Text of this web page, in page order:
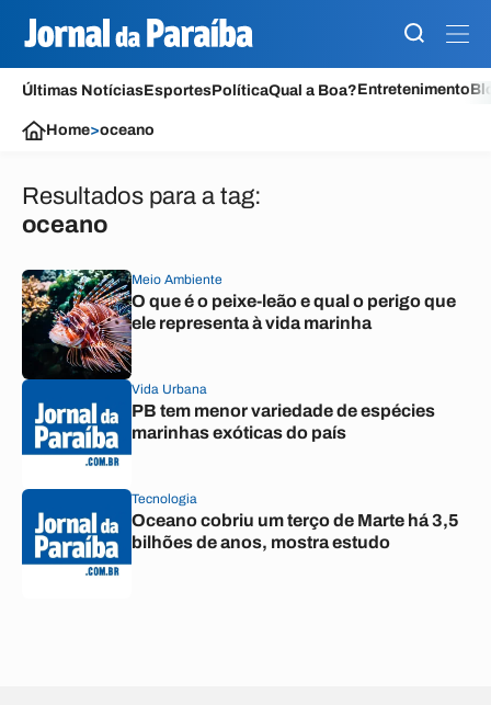
Últimas NotíciasEsportesPolíticaQual a Boa?Entretenimento
Home>oceano
Resultados para a tag:
oceano
Meio Ambiente
O que é o peixe-leão e qual o perigo que
ele representa à vida marinha
Vida Urbana
PB tem menor variedade de espécies
marinhas exóticas do país
Tecnologia
Oceano cobriu um terço de Marte há 3,5
bilhões de anos, mostra estudo